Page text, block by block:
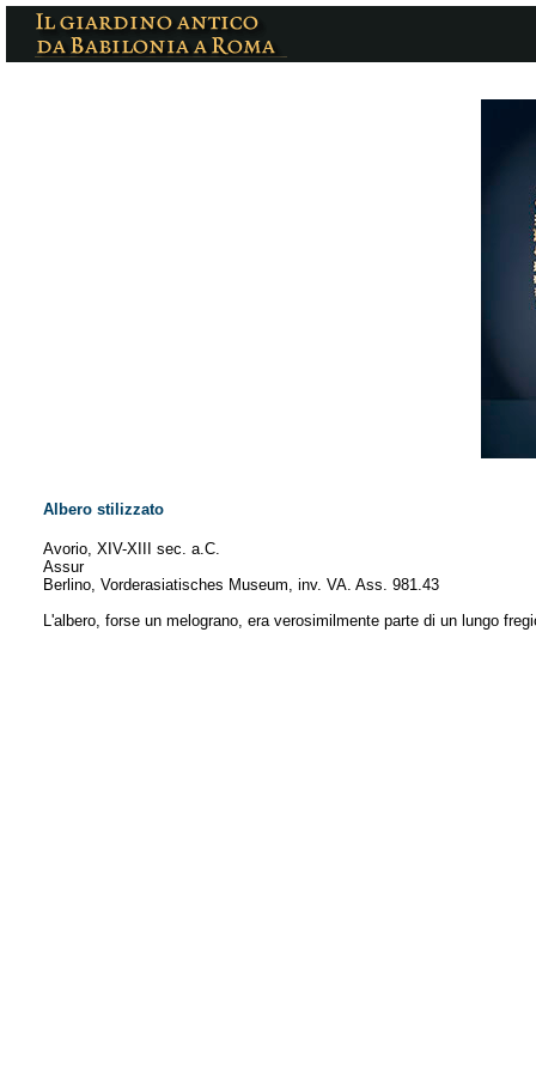
Albero stilizzato
Avorio, XIV-XIII sec. a.C.
Assur
Berlino, Vorderasiatisches Museum, inv. VA. Ass. 981.43
L'albero, forse un melograno, era verosimilmente parte di un lungo